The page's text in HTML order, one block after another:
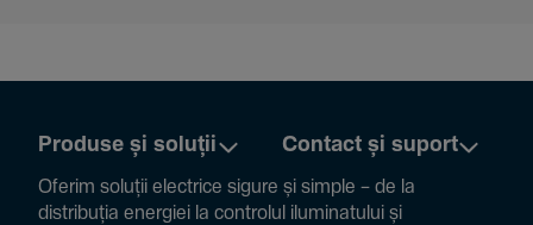
Produse și soluții Contact și suport
Oferim soluții electrice sigure și simple – de la
distribuția energiei la controlul ilumi­na­tului și